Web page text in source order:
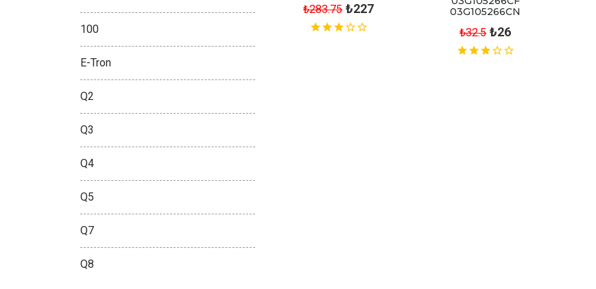
₺283.75 ₺227
03G105266CN
₺32.5 ₺26
100
E-Tron
Q2
Q3
Q4
Q5
Q7
Q8